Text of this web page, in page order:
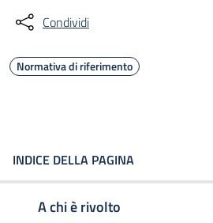
Condividi
Normativa di riferimento
INDICE DELLA PAGINA
A chi è rivolto